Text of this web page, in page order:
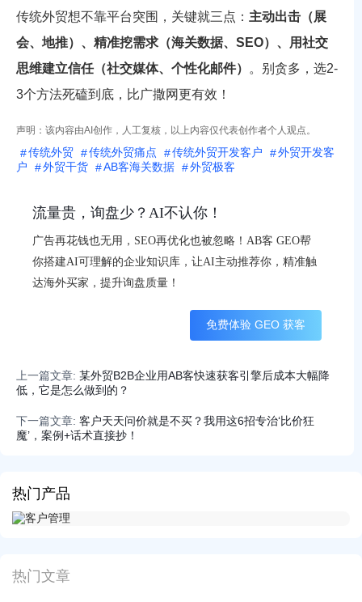
热门产品
热门文章
传统外贸想不靠平台突围，关键就三点： 主动出击（展
会、地推）、精准挖需求（海关数据、SEO）、用社交
思维建立信任（社交媒体、个性化邮件）
。别贪多，选2-
3个方法死磕到底，比广撒网更有效！
声明：该内容由AI创作，人工复核，以上内容仅代表创作者个人观点。
传统外贸 传统外贸痛点 传统外贸开发客户
外贸开发客
户
外贸干货 AB客海关数据 外贸极客
流量贵，询盘少？AI不认你！
广告再花钱也无用，SEO再优化也被忽略！AB客 GEO帮
你搭建AI可理解的企业知识库，让AI主动推荐你，精准触
达海外买家，提升询盘质量！
免费体验 GEO 获客
上一篇文章: 某外贸B2B企业用AB客快速获客引擎后成本大幅降
低，它是怎么做到的？
下一篇文章: 客户天天问价就是不买？我用这6招专治‘比价狂
魔’，案例+话术直接抄！